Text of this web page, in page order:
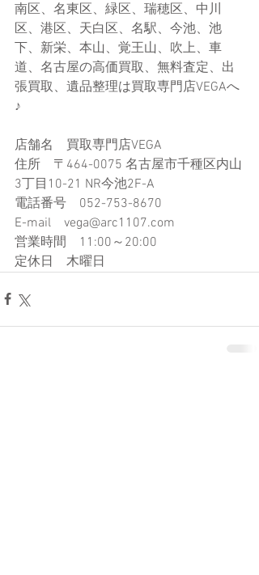
南区、名東区、緑区、瑞穂区、中川
区、港区、天白区、名駅、今池、池
下、新栄、本山、覚王山、吹上、車
道、名古屋の高価買取、無料査定、出
張買取、遺品整理は買取専門店VEGAへ
♪
店舗名　買取専門店VEGA
住所　〒464-0075 名古屋市千種区内山
3丁目10-21​ NR今池2F-A
電話番号　052-753-8670
E-mail　vega@arc1107.com​
営業時間　11:00～20:00
定休日　木曜日